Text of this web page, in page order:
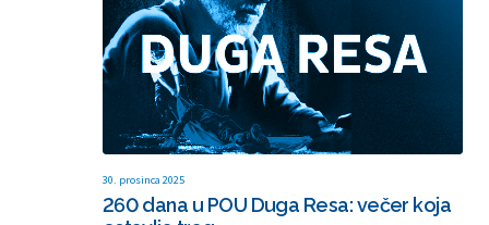
30. prosinca 2025
260 dana u POU Duga Resa: večer koja